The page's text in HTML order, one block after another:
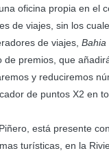
oficina propia en el
de viajes, sin los
de viajes, Bahia
premios, que
y reduciremos
de puntos X2 en
está presente
turísticas, en la